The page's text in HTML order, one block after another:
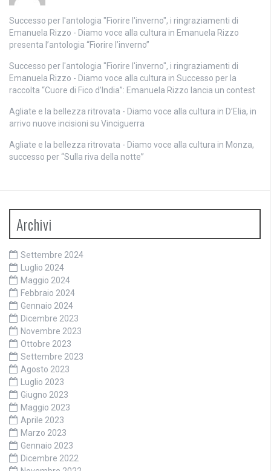
Successo per l'antologia "Fiorire l'inverno", i ringraziamenti di
Emanuela Rizzo - Diamo voce alla cultura in Emanuela Rizzo
presenta l’antologia “Fiorire l’inverno”
Successo per l'antologia "Fiorire l'inverno", i ringraziamenti di
Emanuela Rizzo - Diamo voce alla cultura in Successo per la
raccolta “Cuore di Fico d’India”: Emanuela Rizzo lancia un contest
Agliate e la bellezza ritrovata - Diamo voce alla cultura in D’Elia, in
arrivo nuove incisioni su Vinciguerra
Agliate e la bellezza ritrovata - Diamo voce alla cultura in Monza,
successo per “Sulla riva della notte”
Archivi
Settembre 2024
Luglio 2024
Maggio 2024
Febbraio 2024
Gennaio 2024
Dicembre 2023
Novembre 2023
Ottobre 2023
Settembre 2023
Agosto 2023
Luglio 2023
Giugno 2023
Maggio 2023
Aprile 2023
Marzo 2023
Gennaio 2023
Dicembre 2022